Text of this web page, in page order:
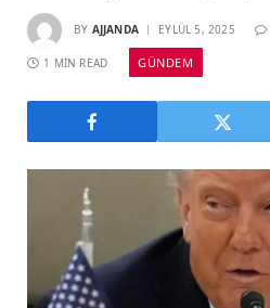
BY AJJANDA EYLÜL 5, 2025
1 MIN READ GÜNDEM